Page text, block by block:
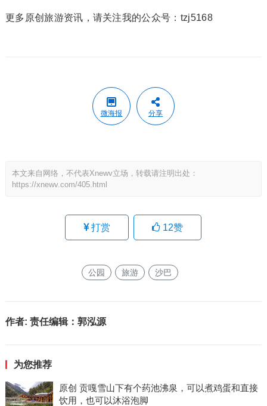
更多原创旅游资讯，请关注我的公众号：tzj5168
微海报 分享
本文来自网络，不代表Xnewv立场，转载请注明出处：
https://xnewv.com/405.html
打赏 12赞
公园 旅游 沙巴
作者: 责任编辑：郭泓源
为您推荐
原创 贡嘎雪山下有个药池沸泉，可以煮鸡蛋和直接
饮用，也可以沐浴泡脚